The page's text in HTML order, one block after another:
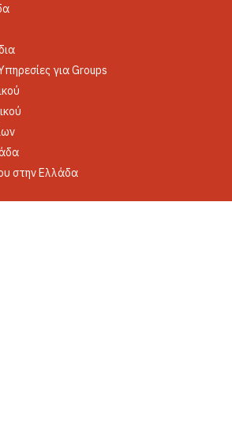
για Groups
στην Ελλάδα